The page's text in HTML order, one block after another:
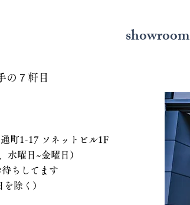
showroom
の７軒目
1-17 ソネットビル1F
水曜日~金曜日）
してます
除く）